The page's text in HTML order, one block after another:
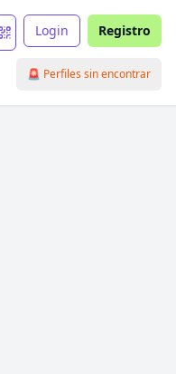
Login Registro
🚨 Perfiles sin encontrar